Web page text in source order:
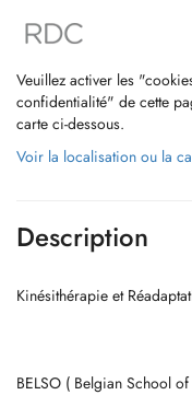
Veuillez activer les
confidentialité" de cette
carte ci-dessous.
Voir la localisation ou la
Description
Kinésithérapie et
BELSO ( Belgian School